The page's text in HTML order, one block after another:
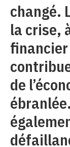
changé.
la crise,
de